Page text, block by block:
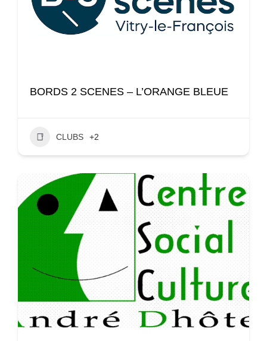
BORDS 2 SCENES – L’ORANGE BLEUE
CLUBS +2